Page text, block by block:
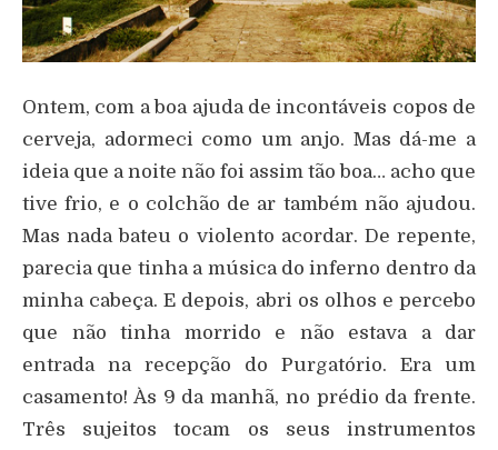
Ontem, com a boa ajuda de incontáveis copos de
cerveja, adormeci como um anjo. Mas dá-me a
ideia que a noite não foi assim tão boa… acho que
tive frio, e o colchão de ar também não ajudou.
Mas nada bateu o violento acordar. De repente,
parecia que tinha a música do inferno dentro da
minha cabeça. E depois, abri os olhos e percebo
que não tinha morrido e não estava a dar
entrada na recepção do Purgatório. Era um
casamento! Às 9 da manhã, no prédio da frente.
Três sujeitos tocam os seus instrumentos